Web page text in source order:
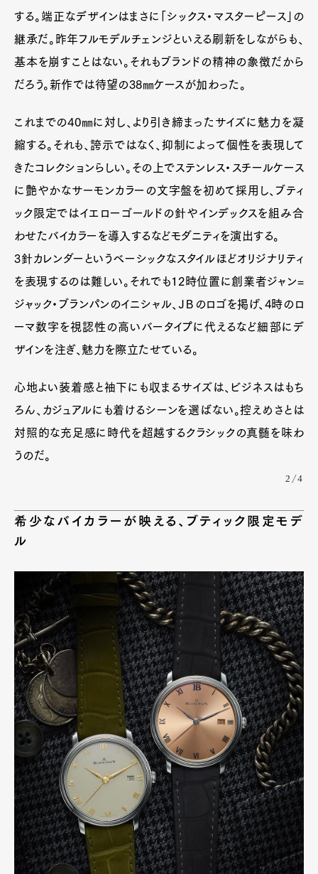
する。端正なデザインはまさに「シックス・マスターピース」の
継承だ。昨年フルモデルチェンジといえる刷新をしながらも、
基本を崩すことはない。それもブランドの精神の象徴だから
だろう。新作では待望の38㎜ケースが加わった。
これまでの40㎜に対し、より引き締まったサイズに魅力を凝
縮する。それも、誇示ではなく、抑制によって個性を表現して
きたコレクションらしい。その上でステンレス・スチールケース
に艶やかなサーモンカラーの文字盤を初めて採用し、ブティ
ック限定ではイエローゴールドの針やインデックスを組み合
わせたバイカラーを導入するなどモダニティを演出する。
3針カレンダーというベーシックなスタイルほどオリジナリティ
を表現するのは難しい。それでも12時位置に創業者ジャン=
ジャック・ブランパンのイニシャル、ＪＢのロゴを掲げ、4時のロ
ーマ数字を視認性の高いバータイプに代えるなど細部にデ
ザインを注ぎ、魅力を際立たせている。
心地よい装着感と袖下にも収まるサイズは、ビジネスはもち
ろん、カジュアルにも着けるシーンを選ばない。控えめさとは
対照的な充足感に時代を超越するクラシックの真髄を味わ
うのだ。
2/4
希少なバイカラーが映える、ブティック限定モデ
ル